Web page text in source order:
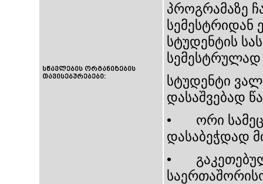
სწავლების ორგანიზების
თავისებურებები:
პროგრამაზე
სემესტრიდან
სტუდენტის
სემესტრულად
სტუდენტი
დასაშვებად
• ორი
დასაბეჭდად
•